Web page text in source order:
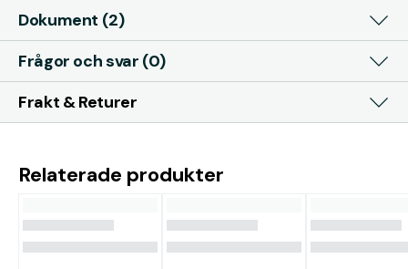
Dokument (2)
Frågor och svar (0)
Frakt & Returer
Relaterade produkter